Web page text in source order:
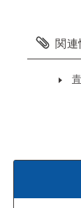
関連